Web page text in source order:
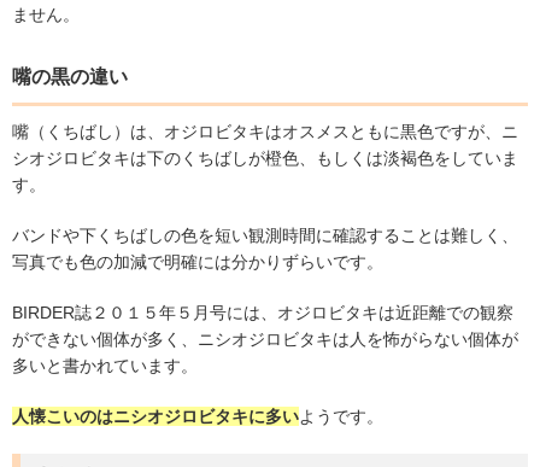
ません。
嘴の黒の違い
嘴（くちばし）は、オジロビタキはオスメスともに黒色ですが、ニ
シオジロビタキは下のくちばしが橙色、もしくは淡褐色をしていま
す。
バンドや下くちばしの色を短い観測時間に確認することは難しく、
写真でも色の加減で明確には分かりずらいです。
BIRDER誌２０１５年５月号には、オジロビタキは近距離での観察
ができない個体が多く、ニシオジロビタキは人を怖がらない個体が
多いと書かれています。
人懐こいのはニシオジロビタキに多いようです。